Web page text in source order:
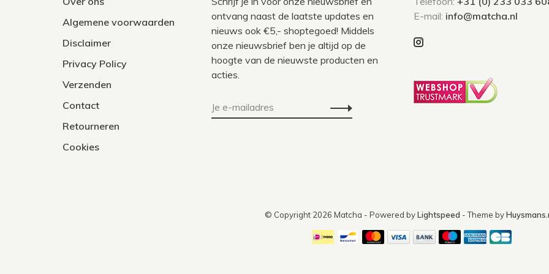
Algemene voorwaarden
Disclaimer
Privacy Policy
Verzenden
Contact
Retourneren
Cookies
ontvang naast de laatste updates en
nieuws ook €5,- shoptegoed! Middels
onze nieuwsbrief ben je altijd op de
hoogte van de nieuwste producten en
acties.
E-mail: info@matcha.nl
© Copyright 2026 Matcha - Powered byLightspeed - Theme by